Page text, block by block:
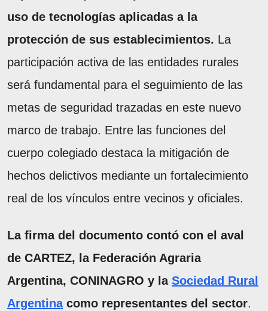
uso de tecnologías aplicadas a la
protección de sus establecimientos. La
participación activa de las entidades rurales
será fundamental para el seguimiento de las
metas de seguridad trazadas en este nuevo
marco de trabajo. Entre las funciones del
cuerpo colegiado destaca la mitigación de
hechos delictivos mediante un fortalecimiento
real de los vínculos entre vecinos y oficiales.
La firma del documento contó con el aval
de CARTEZ, la Federación Agraria
Argentina, CONINAGRO y la Sociedad Rural
Argentinacomo representantes del sector.